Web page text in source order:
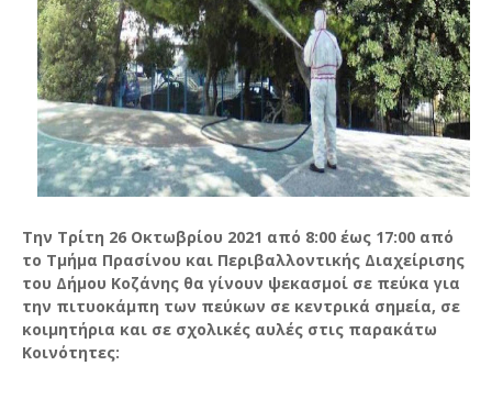
Την Τρίτη 26 Οκτωβρίου 2021 από 8:00 έως 17:00 από
το Τμήμα Πρασίνου και Περιβαλλοντικής Διαχείρισης
του Δήμου Κοζάνης θα γίνουν ψεκασμοί σε πεύκα για
την πιτυοκάμπη των πεύκων σε κεντρικά σημεία, σε
κοιμητήρια και σε σχολικές αυλές στις παρακάτω
Κοινότητες: